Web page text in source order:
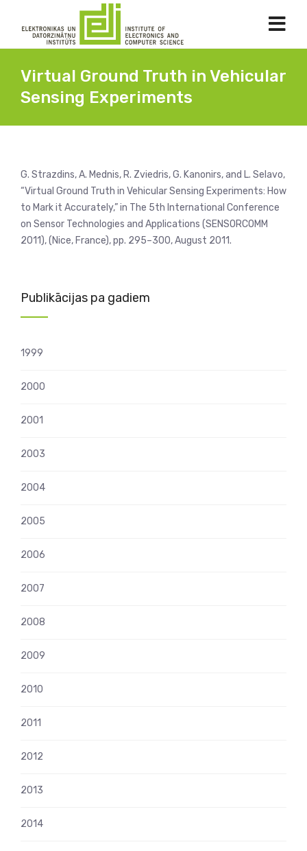
Virtual Ground Truth in Vehicular
Sensing Experiments
G. Strazdins, A. Mednis, R. Zviedris, G. Kanonirs, and L. Selavo,
“Virtual Ground Truth in Vehicular Sensing Experiments: How
to Mark it Accurately,” in The 5th International Conference
on Sensor Technologies and Applications (SENSORCOMM
2011), (Nice, France), pp. 295–300, August 2011.
Publikācijas pa gadiem
1999
2000
2001
2003
2004
2005
2006
2007
2008
2009
2010
2011
2012
2013
2014